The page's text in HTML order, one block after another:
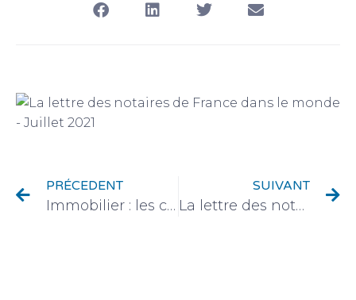
PRÉCEDENT
Immobilier : les cartes du marché sont-elles définitivement redistribuées ?
SUIVANT
La lettre des notaires de France dans le monde / N°58